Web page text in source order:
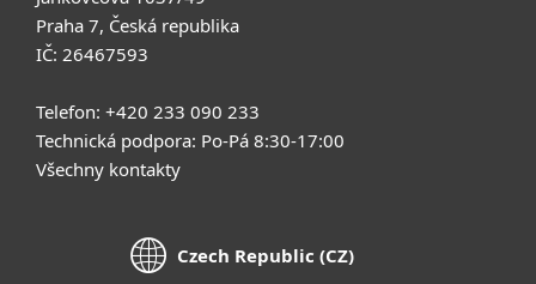
Praha 7, Česká republika
IČ: 26467593
Telefon: +420 233 090 233
Technická podpora: Po-Pá 8:30-17:00
Všechny kontakty
Czech Republic (CZ)